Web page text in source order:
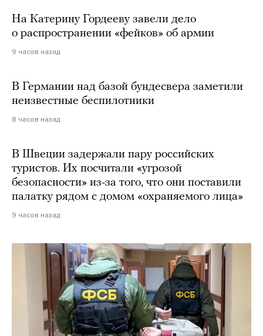
На Катерину Гордееву завели дело
о распространении «фейков» об армии
9 часов назад
В Германии над базой бундесвера заметили
неизвестные беспилотники
8 часов назад
В Швеции задержали пару российских
туристов. Их посчитали «угрозой
безопасности» из-за того, что они поставили
палатку рядом с домом «охраняемого лица»
9 часов назад